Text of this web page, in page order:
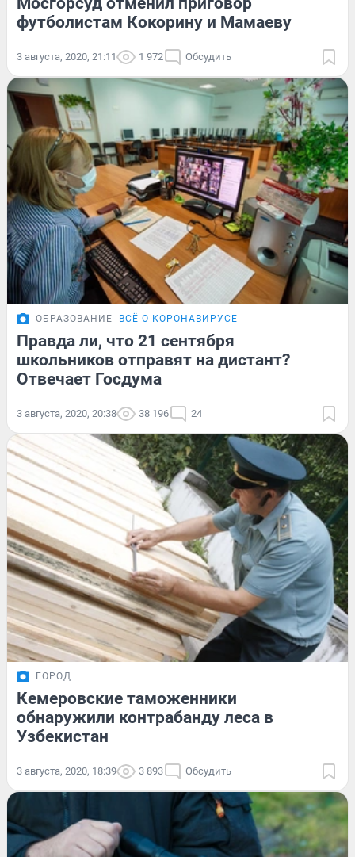
футболистам Кокорину и Мамаеву
3 августа, 2020, 21:11 1 972 Обсудить
ОБРАЗОВАНИЕ ВСЁ О КОРОНАВИРУСЕ
Правда ли, что 21 сентября
школьников отправят на дистант?
Отвечает Госдума
3 августа, 2020, 20:38 38 196 24
ГОРОД
Кемеровские таможенники
обнаружили контрабанду леса в
Узбекистан
3 августа, 2020, 18:39 3 893 Обсудить